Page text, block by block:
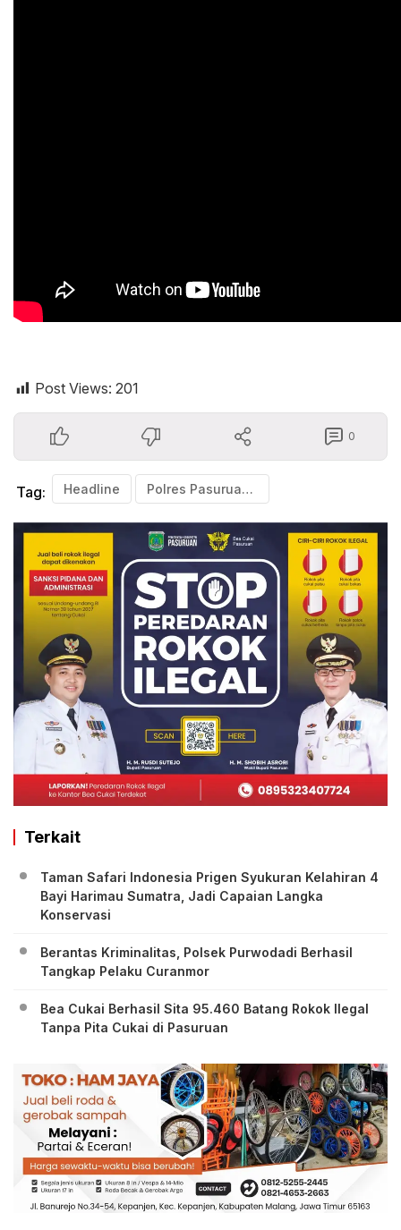
Post Views: 201
0
Tag: Headline Polres Pasuruan Berhasil Menangkap Kembali Tahanan Kabur 2023
Terkait
Taman Safari Indonesia Prigen Syukuran Kelahiran 4
Bayi Harimau Sumatra, Jadi Capaian Langka
Konservasi
Berantas Kriminalitas, Polsek Purwodadi Berhasil
Tangkap Pelaku Curanmor
Bea Cukai Berhasil Sita 95.460 Batang Rokok Ilegal
Tanpa Pita Cukai di Pasuruan